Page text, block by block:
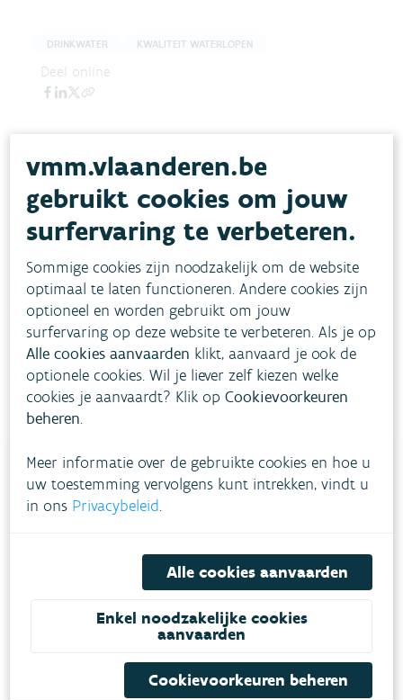
DRINKWATER KWALITEIT WATERLOPEN
Deel online
Download pdf
Heb je vragen?
Bekijk het overzicht van meestgestelde vragen
Niet gevonden wat je zocht?
Vul ons
contactformulier in.
vmm.vlaanderen.be
gebruikt cookies om jouw
surfervaring te verbeteren.
Sommige cookies zijn noodzakelijk om de website
optimaal te laten functioneren. Andere cookies zijn
optioneel en worden gebruikt om jouw
surfervaring op deze website te verbeteren. Als je op
Alle cookies aanvaarden klikt, aanvaard je ook de
optionele cookies. Wil je liever zelf kiezen welke
cookies je aanvaardt? Klik opCookievoorkeuren
beheren.
Meer informatie over de gebruikte cookies en hoe u
uw toestemming vervolgens kunt intrekken, vindt u
in ons Privacybeleid.
Alle cookies aanvaarden
Enkel noodzakelijke cookies
aanvaarden
Cookievoorkeuren beheren